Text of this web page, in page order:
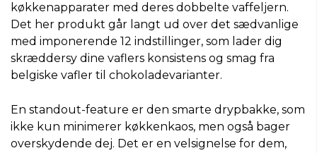
køkkenapparater med deres dobbelte vaffeljern.
Det her produkt går langt ud over det sædvanlige
med imponerende 12 indstillinger, som lader dig
skræddersy dine vaflers konsistens og smag fra
belgiske vafler til chokoladevarianter.
En standout-feature er den smarte drypbakke, som
ikke kun minimerer køkkenkaos, men også bager
overskydende dej. Det er en velsignelse for dem,